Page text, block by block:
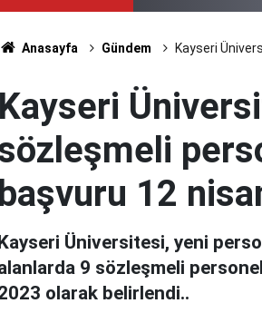
Anasayfa Gündem Kayseri
Kayseri
başvuru 12
Üniversitesi, yeni
9 sözleşmeli
olarak belirlendi..